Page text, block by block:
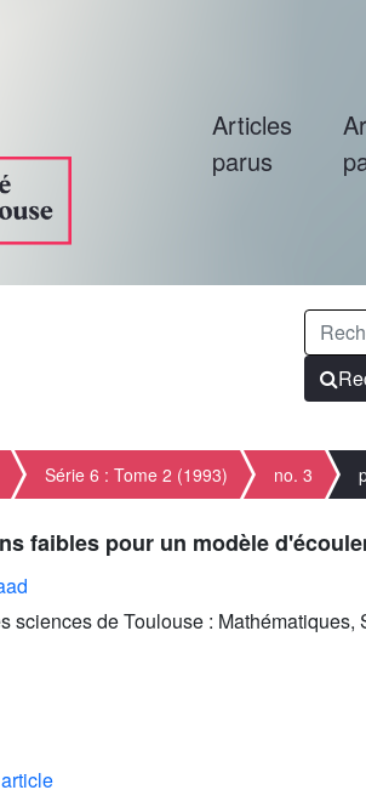
Articles
parus
Série 6 : Tome 2 (1993) no. 3
faibles pour un modèle
sciences de Toulouse : Mathématiques,